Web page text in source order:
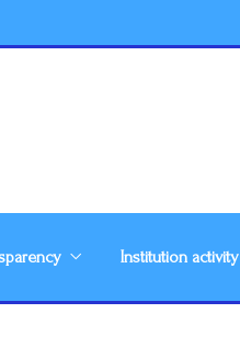
Institution activity